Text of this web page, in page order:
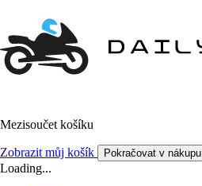
Mezisoučet košíku
Zobrazit můj košík Pokračovat v nákupu
Loading...